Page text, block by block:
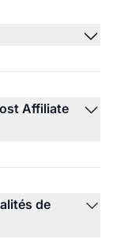
Affiliate
de